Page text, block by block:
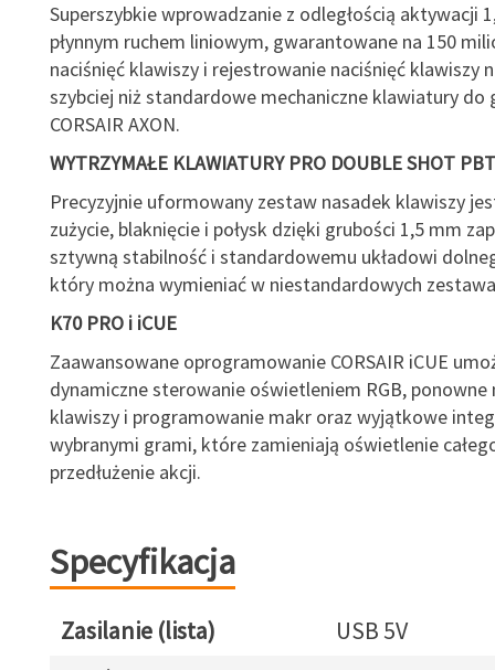
Superszybkie wprowadzanie z odległością aktywacji
płynnym ruchem liniowym, gwarantowane na 150
naciśnięć klawiszy i rejestrowanie naciśnięć klawiszy
szybciej niż standardowe mechaniczne klawiatury do
CORSAIR AXON.
WYTRZYMAŁE KLAWIATURY PRO DOUBLE SHOT PBT
Precyzyjnie uformowany zestaw nasadek klawiszy
zużycie, blaknięcie i połysk dzięki grubości 1,5 mm
sztywną stabilność i standardowemu układowi
który można wymieniać w niestandardowych
K70 PRO i iCUE
Zaawansowane oprogramowanie CORSAIR iCUE
dynamiczne sterowanie oświetleniem RGB, ponowne
klawiszy i programowanie makr oraz wyjątkowe
wybranymi grami, które zamieniają oświetlenie
przedłużenie akcji.
Specyfikacja
Zasilanie (lista)
USB 5V